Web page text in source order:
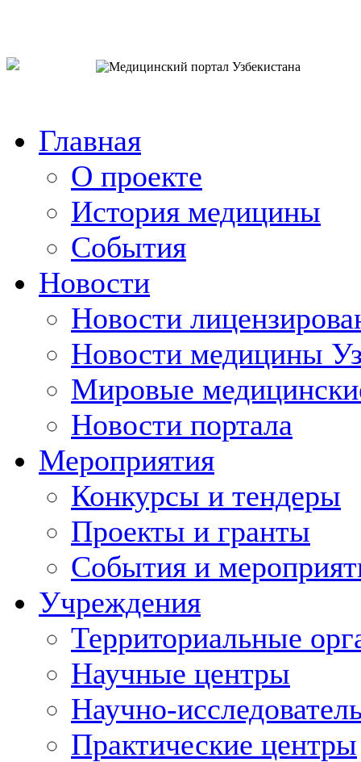
Главная
О проекте
История медицины
События
Новости
Новости
Новости медицины
Мировые
Новости портала
Мероприятия
Конкурсы и тендеры
Проекты и гранты
События и
Учреждения
Территориальные
Научные центры
Научно-
Практические центры